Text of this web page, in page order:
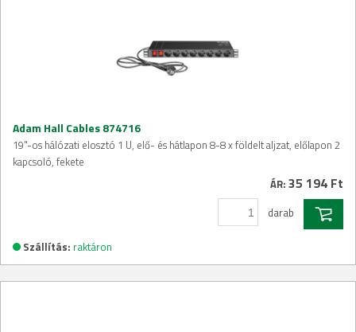
Adam Hall Cables 874716
19"-os hálózati elosztó 1 U, elő- és hátlapon 8-8 x földelt aljzat, előlapon 2
kapcsoló, fekete
ÁR: 35 194 Ft
darab
Szállítás: raktáron